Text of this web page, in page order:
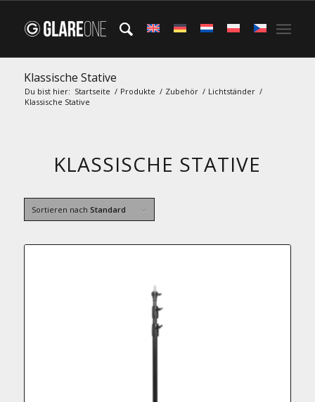
Klassische Stative
Du bist hier: Startseite / Produkte / Zubehör / Lichtständer /
Klassische Stative
KLASSISCHE STATIVE
Sortieren nach Standard